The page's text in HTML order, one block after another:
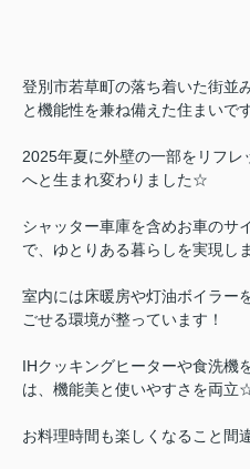
登別市若草町の落ち着いた街並
と機能性を兼ね備えた住まいで
2025年夏に外壁の一部をリフ
へと生まれ変わりました☆
シャッター車庫を含めお車のサ
で、ゆとりある暮らしを実現し
室内には床暖房や灯油ボイラー
ごせる環境が整っています！
IHクッキングヒーターや食洗機
は、機能美と使いやすさを両立
お料理時間も楽しくなること間